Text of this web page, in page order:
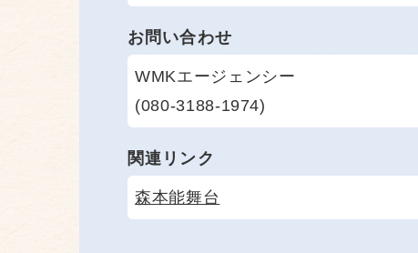
お問い合わせ
WMKエージェンシー
(080-3188-1974)
関連リンク
森本能舞台